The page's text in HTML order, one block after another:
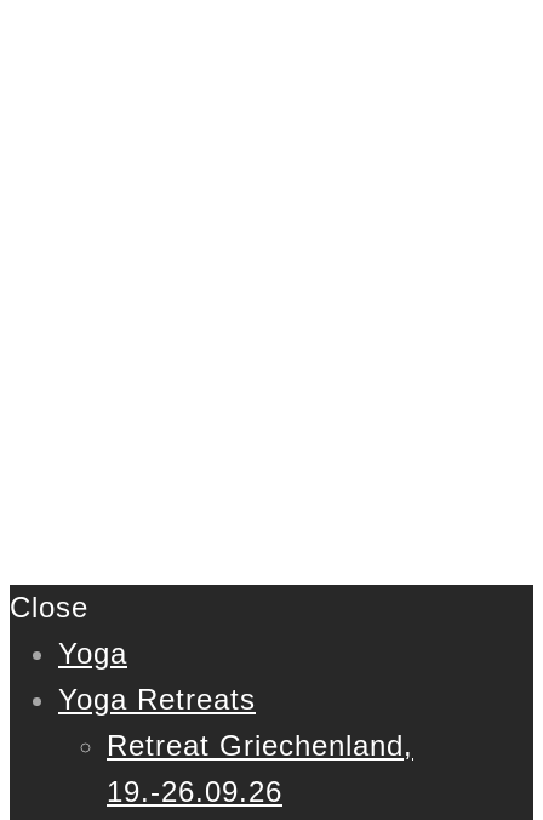
Close
Yoga
Yoga Retreats
Retreat Griechenland,
19.-26.09.26